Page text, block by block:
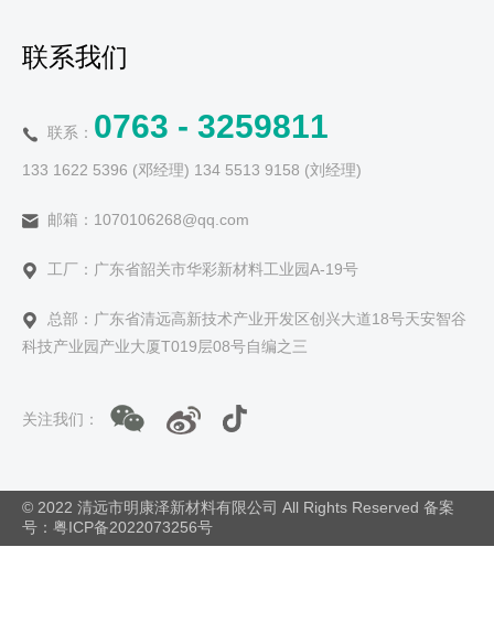
联系我们
联系： 0763 - 3259811
133 1622 5396 (邓经理) 134 5513 9158 (刘经理)
邮箱：1070106268@qq.com
工厂：广东省韶关市华彩新材料工业园A-19号
总部：广东省清远高新技术产业开发区创兴大道18号天安智谷
科技产业园产业大厦T019层08号自编之三
关注我们：
© 2022 清远市明康泽新材料有限公司 All Rights Reserved 备案
号： 粤ICP备2022073256号